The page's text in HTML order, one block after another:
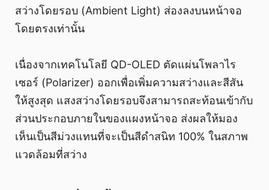
สว่างโดยรอบ (Ambient Light) ส่องลงบนหน้าจอ
โดยตรงเท่านั้น
เนื่องจากเทคโนโลยี QD-OLED ตัดแผ่นโพลาไร
เซอร์ (Polarizer) ออกเพื่อเพิ่มความสว่างและสีสัน
ให้สูงสุด แสงสว่างโดยรอบจึงสามารถสะท้อนเข้ากับ
ส่วนประกอบภายในของแผงหน้าจอ ส่งผลให้มอง
เห็นเป็นสีม่วงแทนที่จะเป็นสีดำสนิท 100% ในสภาพ
แวดล้อมที่สว่าง